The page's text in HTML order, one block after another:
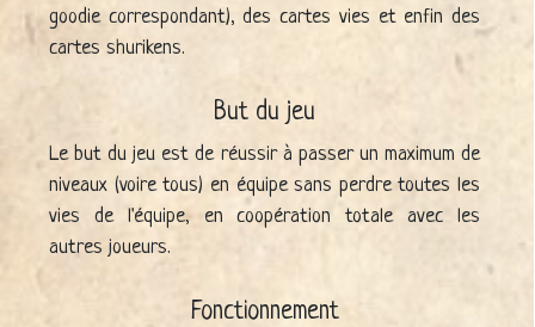
goodie correspondant), des cartes vies et enfin des
cartes shurikens.
But du jeu
Le but du jeu est de réussir à passer un maximum de
niveaux (voire tous) en équipe sans perdre toutes les
vies de l'équipe, en coopération totale avec les
autres joueurs.
Fonctionnement